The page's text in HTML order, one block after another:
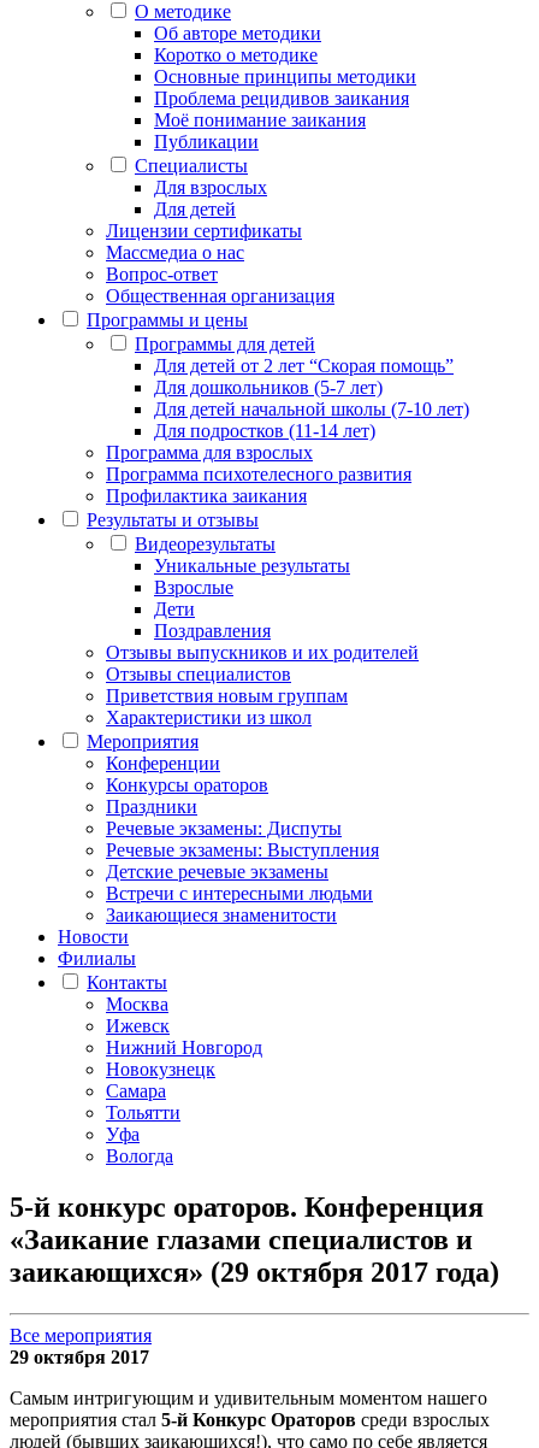
О методике
Об авторе методики
Коротко о методике
Основные принципы методики
Проблема рецидивов заикания
Моё понимание заикания
Публикации
Специалисты
Для взрослых
Для детей
Лицензии сертификаты
Массмедиа о нас
Вопрос-ответ
Общественная организация
Программы и цены
Программы для детей
Для детей от 2 лет “Скорая помощь”
Для дошкольников (5-7 лет)
Для детей начальной школы (7-10 лет)
Для подростков (11-14 лет)
Программа для взрослых
Программа психотелесного развития
Профилактика заикания
Результаты и отзывы
Видеорезультаты
Уникальные результаты
Взрослые
Дети
Поздравления
Отзывы выпускников и их родителей
Отзывы специалистов
Приветствия новым группам
Характеристики из школ
Мероприятия
Конференции
Конкурсы ораторов
Праздники
Речевые экзамены: Диспуты
Речевые экзамены: Выступления
Детские речевые экзамены
Встречи с интересными людьми
Заикающиеся знаменитости
Новости
Филиалы
Контакты
Москва
Ижевск
Нижний Новгород
Новокузнецк
Самара
Тольятти
Уфа
Вологда
5-й конкурс ораторов. Конференция
«Заикание глазами специалистов и
заикающихся» (29 октября 2017 года)
Все мероприятия
29 октября 2017
Самым интригующим и удивительным моментом нашего
мероприятия стал 5-й Конкурс Ораторов среди взрослых
людей (бывших заикающихся!), что само по себе является